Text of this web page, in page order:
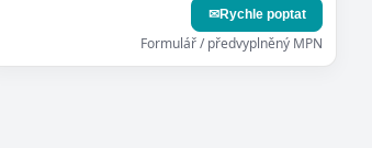
✉Rychle poptat
Formulář / předvyplněný MPN